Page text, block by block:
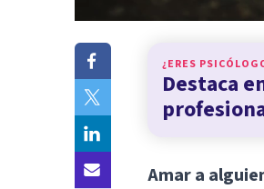
¿ERES
Destaca
Amar a